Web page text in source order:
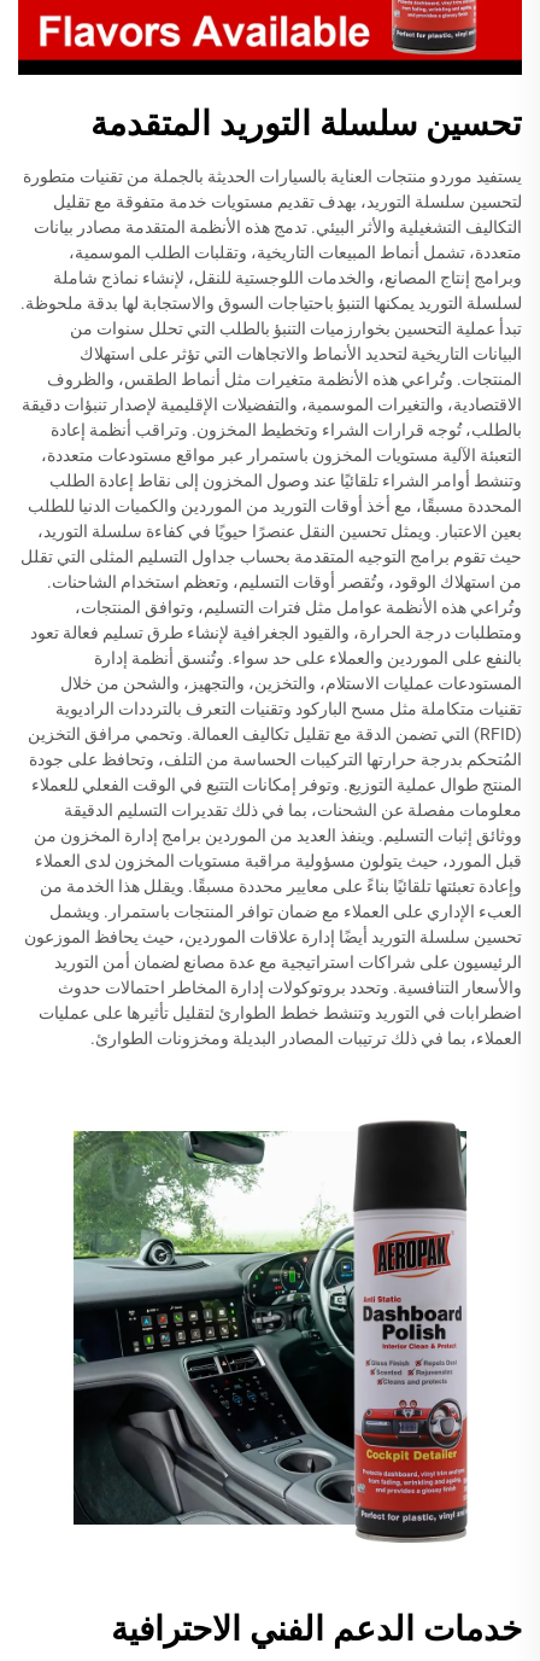
تحسين سلسلة التوريد المتقدمة
يستفيد موردو منتجات العناية بالسيارات الحديثة بالجملة من تقنيات متطورة
لتحسين سلسلة التوريد، بهدف تقديم مستويات خدمة متفوقة مع تقليل
التكاليف التشغيلية والأثر البيئي. تدمج هذه الأنظمة المتقدمة مصادر بيانات
متعددة، تشمل أنماط المبيعات التاريخية، وتقلبات الطلب الموسمية،
وبرامج إنتاج المصانع، والخدمات اللوجستية للنقل، لإنشاء نماذج شاملة
لسلسلة التوريد يمكنها التنبؤ باحتياجات السوق والاستجابة لها بدقة ملحوظة.
تبدأ عملية التحسين بخوارزميات التنبؤ بالطلب التي تحلل سنوات من
البيانات التاريخية لتحديد الأنماط والاتجاهات التي تؤثر على استهلاك
المنتجات. وتُراعي هذه الأنظمة متغيرات مثل أنماط الطقس، والظروف
الاقتصادية، والتغيرات الموسمية، والتفضيلات الإقليمية لإصدار تنبؤات دقيقة
بالطلب، تُوجه قرارات الشراء وتخطيط المخزون. وتراقب أنظمة إعادة
التعبئة الآلية مستويات المخزون باستمرار عبر مواقع مستودعات متعددة،
وتنشط أوامر الشراء تلقائيًا عند وصول المخزون إلى نقاط إعادة الطلب
المحددة مسبقًا، مع أخذ أوقات التوريد من الموردين والكميات الدنيا للطلب
بعين الاعتبار. ويمثل تحسين النقل عنصرًا حيويًا في كفاءة سلسلة التوريد،
حيث تقوم برامج التوجيه المتقدمة بحساب جداول التسليم المثلى التي تقلل
من استهلاك الوقود، وتُقصر أوقات التسليم، وتعظم استخدام الشاحنات.
وتُراعي هذه الأنظمة عوامل مثل فترات التسليم، وتوافق المنتجات،
ومتطلبات درجة الحرارة، والقيود الجغرافية لإنشاء طرق تسليم فعالة تعود
بالنفع على الموردين والعملاء على حد سواء. وتُنسق أنظمة إدارة
المستودعات عمليات الاستلام، والتخزين، والتجهيز، والشحن من خلال
تقنيات متكاملة مثل مسح الباركود وتقنيات التعرف بالترددات الراديوية
(RFID) التي تضمن الدقة مع تقليل تكاليف العمالة. وتحمي مرافق التخزين
المُتحكم بدرجة حرارتها التركيبات الحساسة من التلف، وتحافظ على جودة
المنتج طوال عملية التوزيع. وتوفر إمكانات التتبع في الوقت الفعلي للعملاء
معلومات مفصلة عن الشحنات، بما في ذلك تقديرات التسليم الدقيقة
ووثائق إثبات التسليم. وينفذ العديد من الموردين برامج إدارة المخزون من
قبل المورد، حيث يتولون مسؤولية مراقبة مستويات المخزون لدى العملاء
وإعادة تعبئتها تلقائيًا بناءً على معايير محددة مسبقًا. ويقلل هذا الخدمة من
العبء الإداري على العملاء مع ضمان توافر المنتجات باستمرار. ويشمل
تحسين سلسلة التوريد أيضًا إدارة علاقات الموردين، حيث يحافظ الموزعون
الرئيسيون على شراكات استراتيجية مع عدة مصانع لضمان أمن التوريد
والأسعار التنافسية. وتحدد بروتوكولات إدارة المخاطر احتمالات حدوث
اضطرابات في التوريد وتنشط خطط الطوارئ لتقليل تأثيرها على عمليات
العملاء، بما في ذلك ترتيبات المصادر البديلة ومخزونات الطوارئ.
خدمات الدعم الفني الاحترافية